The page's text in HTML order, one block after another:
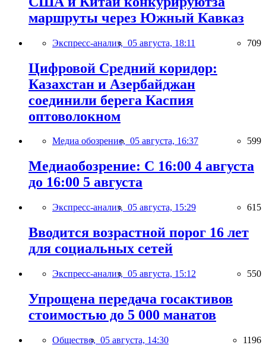
маршруты через Южный Кавказ
Экспресс-анализ, 05 августа, 18:11 709
Цифровой Средний коридор:
Казахстан и Азербайджан
соединили берега Каспия
оптоволокном
Медиа обозрение, 05 августа, 16:37 599
Медиаобозрение: С 16:00 4 августа
до 16:00 5 августа
Экспресс-анализ, 05 августа, 15:29 615
Вводится возрастной порог 16 лет
для социальных сетей
Экспресс-анализ, 05 августа, 15:12 550
Упрощена передача госактивов
стоимостью до 5 000 манатов
Общество, 05 августа, 14:30 1196